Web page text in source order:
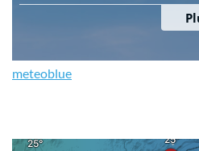
meteoblue